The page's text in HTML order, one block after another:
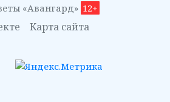
«Авангард» 12+
Карта сайта